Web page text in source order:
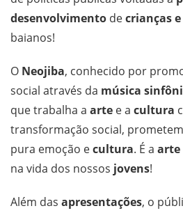
desenvolvimento decrianças
baianos!
O Neojiba, conhecido por
social através da música
que trabalha a arte e a cultura
transformação social,
pura emoção ecultura. É a arte
na vida dos nossos jovens!
Além das apresentações, o